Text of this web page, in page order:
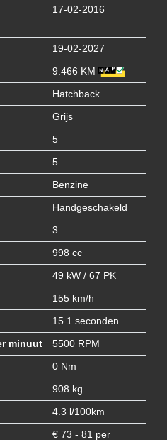
17-02-2016
19-02-2027
9.466 KM
Hatchback
Grijs
5
5
Benzine
Handgeschakeld
3
998 cc
49 kW / 67 PK
155 km/h
15.1 seconden
minuut
5500 RPM
0 Nm
908 kg
4.3 l/100km
€ 73 - 81 per